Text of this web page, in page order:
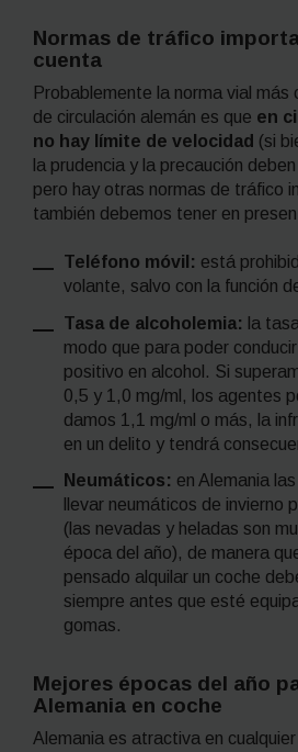
Normas de tráfico
cuenta
Probablemente la norma vial más
de circulación alemán es que en
no hay límite de velocidad (si
la prudencia y la precaución
pero hay otras normas de tráfico
también debemos tener en
Teléfono móvil: está
volante, salvo con la función
Tasa de alcoholemia: la
modo que para poder
positivo en alcohol. Si
0,5 y 1,0 mg/ml, los agentes
damos 1,1 mg/ml o más, la
en un delito y tendrá
Neumáticos: en Alemania
llevar neumáticos de invierno
(las nevadas y heladas son
época del año), de manera
pensado alquilar un coche
siempre antes que esté
gomas.
Mejores épocas del año
Alemania en coche
Alemania es atractiva en